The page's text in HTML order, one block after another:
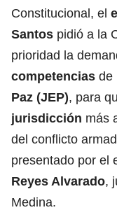
Constitucional, el
Santos pidió a la
prioridad la
competencias de
Paz (JEP), para
jurisdicción más
del conflicto
presentado por el
Reyes Alvarado,
Medina.